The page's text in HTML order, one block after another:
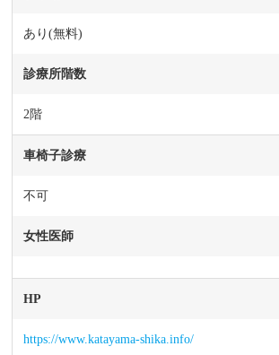
あり(無料)
診療所階数
2階
車椅子診療
不可
女性医師
HP
https://www.katayama-shika.info/